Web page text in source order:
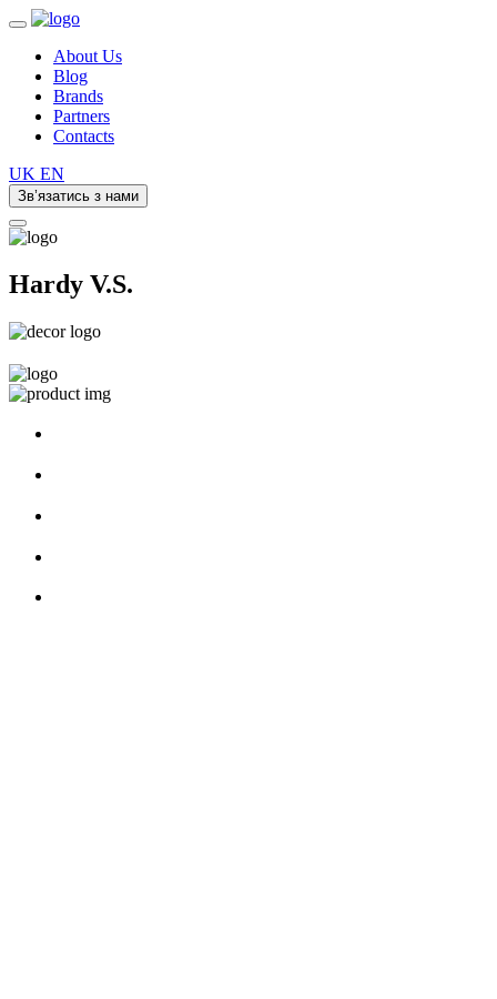
About Us
Blog
Brands
Partners
Contacts
UK EN
Зв’язатись з нами
Hardy V.S.